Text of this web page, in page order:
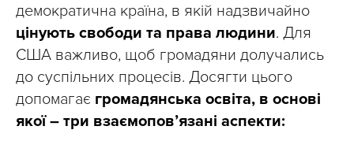
демократична країна, в якій надзвичайно
цінують свободи та права людини. Для
США важливо, щоб громадяни долучались
до суспільних процесів. Досягти цього
допомагає громадянська освіта, в основі
якої – три взаємопов’язані аспекти: